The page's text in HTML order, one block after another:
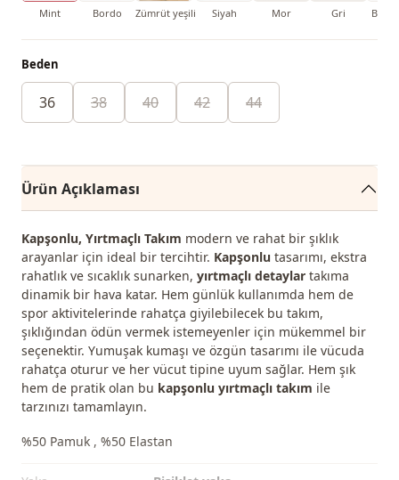
Mint Bordo Zümrüt yeşili Siyah Mor Gri Bebe
Beden
36 38 40 42 44
Ürün Açıklaması
Kapşonlu, Yırtmaçlı Takım modern ve rahat bir şıklık
arayanlar için ideal bir tercihtir. Kapşonlu tasarımı, ekstra
rahatlık ve sıcaklık sunarken, yırtmaçlı detaylar takıma
dinamik bir hava katar. Hem günlük kullanımda hem de
spor aktivitelerinde rahatça giyilebilecek bu takım,
şıklığından ödün vermek istemeyenler için mükemmel bir
seçenektir. Yumuşak kumaşı ve özgün tasarımı ile vücuda
rahatça oturur ve her vücut tipine uyum sağlar. Hem şık
hem de pratik olan bu kapşonlu yırtmaçlı takım ile
tarzınızı tamamlayın.
%50 Pamuk , %50 Elastan